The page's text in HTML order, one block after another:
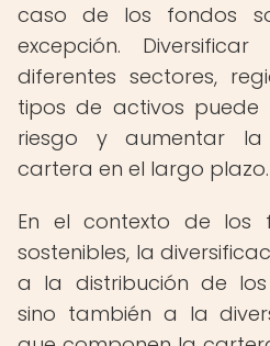
caso de los fondos
excepción.
diferentes sectores,
tipos de activos
riesgo y aumentar
cartera en el largo plazo.
En el contexto de los
sostenibles, la
a la distribución de los
sino también a la